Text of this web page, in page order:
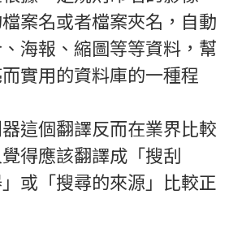
檔案名或者檔案夾名，自動
海報、縮圖等等資料，幫
實用的資料庫的一種程
這個翻譯反而在業界比較
得應該翻譯成「搜刮
或「搜尋的來源」比較正